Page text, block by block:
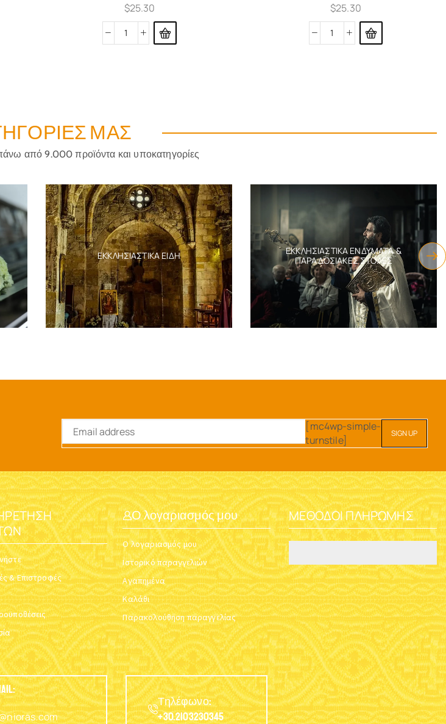
$25.30
$25.30
ΜΑΣ
από 9.000 προϊόντα και υποκατηγορίες
ΕΚΚΛΗΣΙΑΣΤΙΚΆ ΕΊΔΗ
ΕΚΚΛΗΣΙΑΣΤΙΚΆ ΕΝΔΎΜΑΤΑ &
ΠΑΡΑΔΟΣΙΑΚΈΣ ΣΤΟΛΈΣ
[mc4wp-simple-
turnstile]
& Επιστροφές
Ο λογαριασμός μου
Ο λογαριασμός μου
Ιστορικό παραγγελιών
Αγαπημένα
Καλάθι
Παρακολούθηση παραγγελίας
ΜΈΘΟΔΟΙ ΠΛΗΡΩΜΉΣ
Τηλέφωνο:
+30.2103230345